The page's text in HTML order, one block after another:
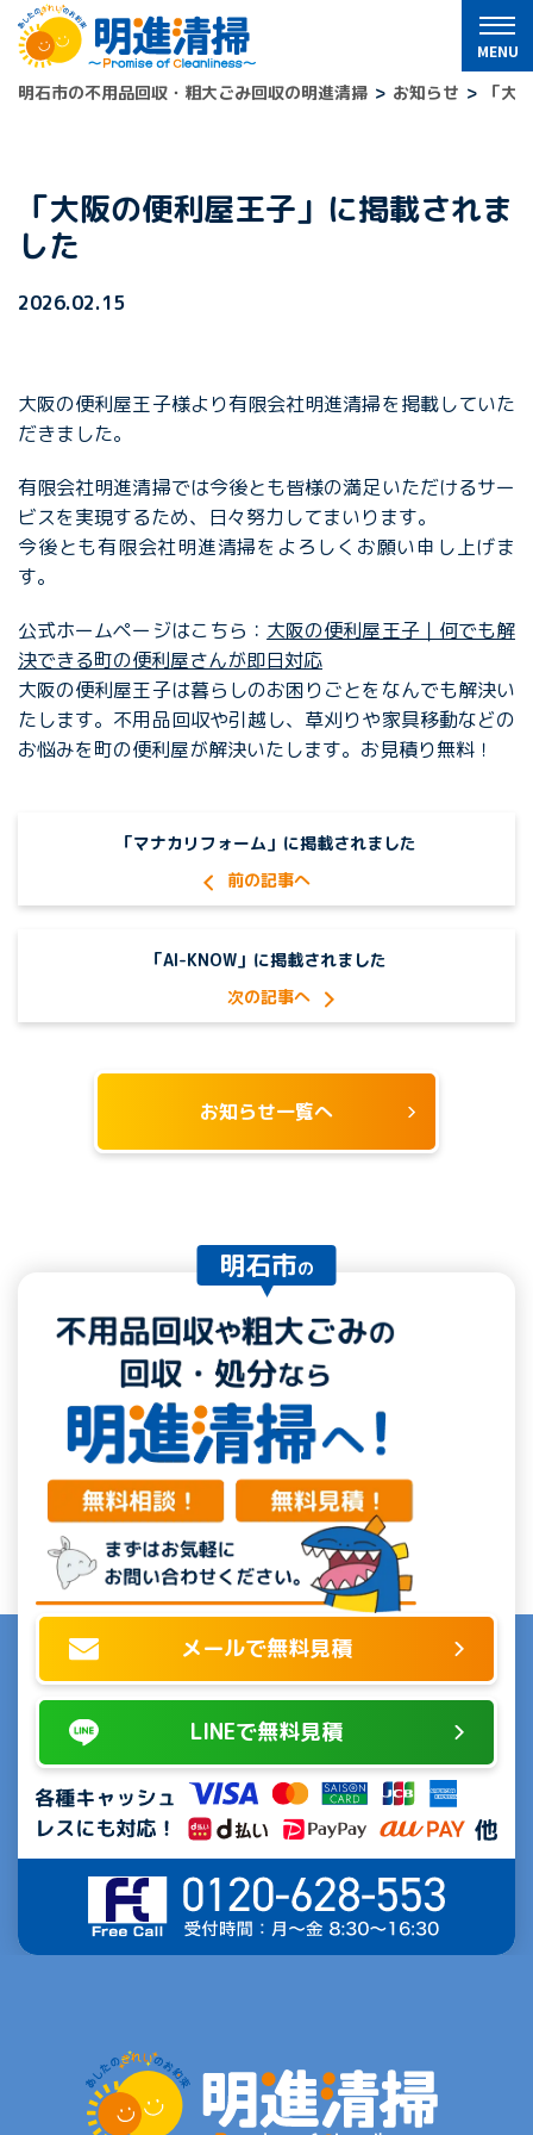
明石市の不用品回収・粗大ごみ回収の明進清掃 お知らせ 「大
「大阪の便利屋王子」に掲載されま
した
2026.02.15
大阪の便利屋王子様より有限会社明進清掃を掲載していた
だきました。
有限会社明進清掃では今後とも皆様の満足いただけるサー
ビスを実現するため、日々努力してまいります。
今後とも有限会社明進清掃をよろしくお願い申し上げま
す。
公式ホームページはこちら： 大阪の便利屋王子｜何でも解
決できる町の便利屋さんが即日対応
大阪の便利屋王子は暮らしのお困りごとをなんでも解決い
たします。不用品回収や引越し、草刈りや家具移動などの
お悩みを町の便利屋が解決いたします。お見積り無料！
「マナカリフォーム」に掲載されました
「AI-KNOW」に掲載されました
お知らせ一覧へ
明石市の
メールで無料見積
LINEで無料見積